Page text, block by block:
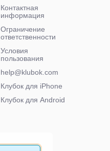
Контактная
информация
Ограничение
ответственности
Условия
пользования
help@klubok.com
Клубок для iPhone
Клубок для Android